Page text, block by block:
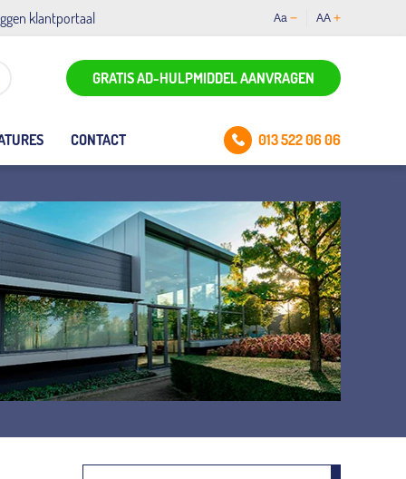
klantportaal Aa AA
GRATIS AD-HULPMIDDEL AANVRAGEN
CONTACT 013 522 06 06